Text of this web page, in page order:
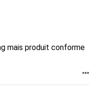
mais produit conforme